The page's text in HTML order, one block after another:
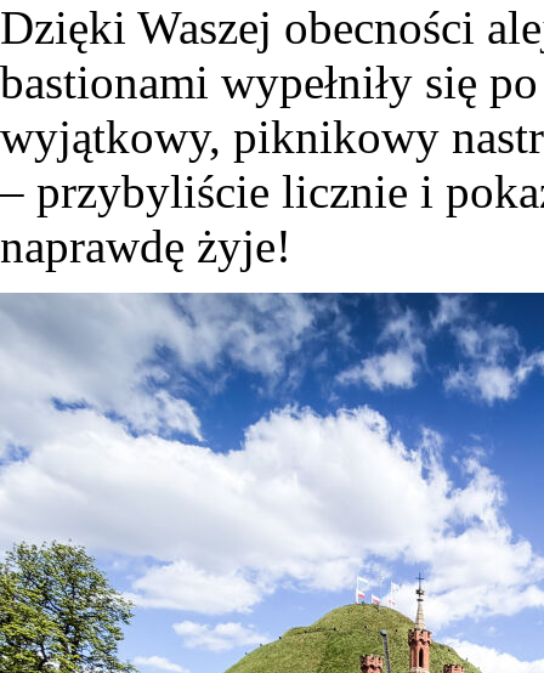
Dzięki Waszej obecności
bastionami wypełniły się
wyjątkowy, piknikowy
– przybyliście licznie i
naprawdę żyje!